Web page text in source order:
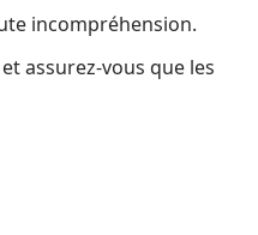
incompréhension.
assurez-vous que les